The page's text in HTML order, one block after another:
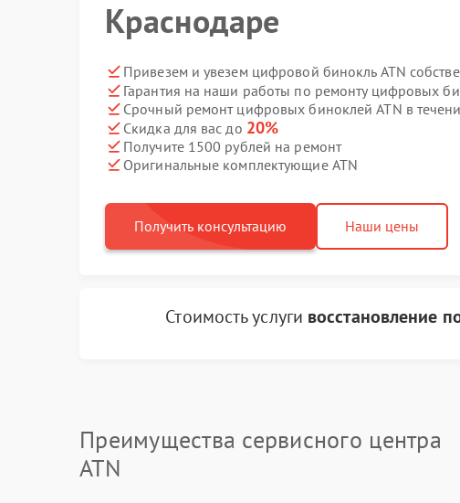
Краснодаре
Привезем и увезем цифровой бинокль ATN
Гарантия на наши работы по ремонту цифровых
Срочный ремонт цифровых биноклей ATN в
Скидка для вас до 20%
Получите 1500 рублей на ремонт
Оригинальные комплектующие ATN
Получить консультацию Наши цены
Стоимость услуги восстановление
Преимущества сервисного центра
ATN